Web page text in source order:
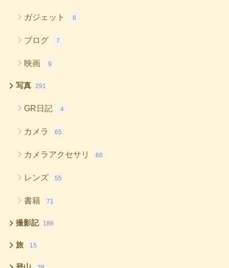
ガジェット 8
ブログ 7
映画 9
写真 291
GR日記 4
カメラ 65
カメラアクセサリ 66
レンズ 55
書籍 71
撮影記 188
旅 15